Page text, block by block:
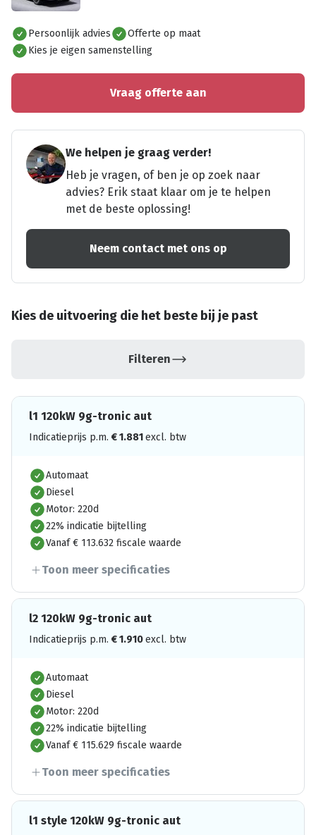
Alles bekijken
Persoonlijk advies
Offerte op maat
Kies je eigen samenstelling
Vraag offerte aan
We helpen je graag verder!
Heb je vragen, of ben je op zoek naar
advies? Erik staat klaar om je te helpen
met de beste oplossing!
Neem contact met ons op
Kies de uitvoering die het beste bij je past
Filteren
l1 120kW 9g-tronic aut
Indicatieprijs p.m. €1.881excl. btw
Automaat
Diesel
Motor: 220d
22% indicatie bijtelling
Vanaf € 113.632 fiscale waarde
Toon meer specificaties
l2 120kW 9g-tronic aut
Indicatieprijs p.m. €1.910excl. btw
Automaat
Diesel
Motor: 220d
22% indicatie bijtelling
Vanaf € 115.629 fiscale waarde
Toon meer specificaties
l1 style 120kW 9g-tronic aut